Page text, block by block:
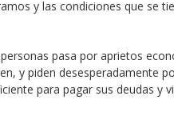
y las condiciones que se
pasa por aprietos
y piden desesperadamente
para pagar sus deudas y